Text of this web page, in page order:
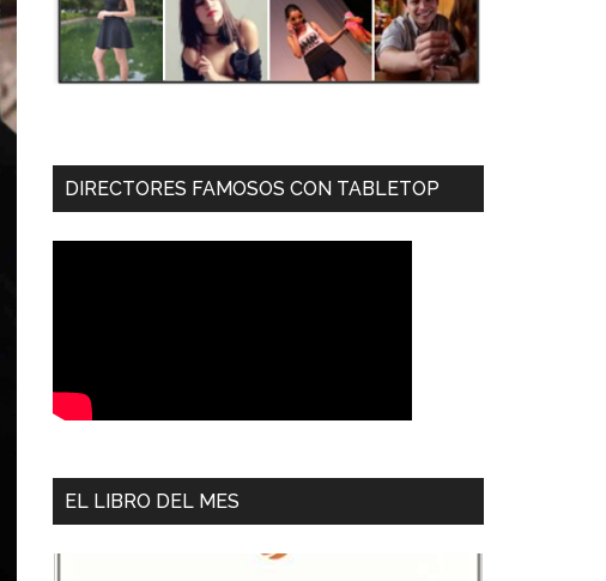
DIRECTORES FAMOSOS CON TABLETOP
EL LIBRO DEL MES